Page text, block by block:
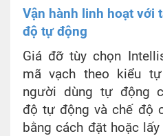
Vận hành linh hoạt với
độ tự động
Giá đỡ tùy chọn
mã vạch theo kiểu
người dùng tự động
độ tự động và chế độ
bằng cách đặt hoặc